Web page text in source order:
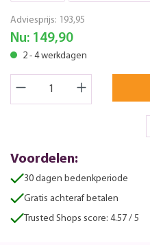
Adviesprijs: 193,95
Nu: 149,90
2 - 4 werkdagen
Voordelen:
30 dagen bedenkperiode
Gratis achteraf betalen
Trusted Shops score: 4.57 / 5